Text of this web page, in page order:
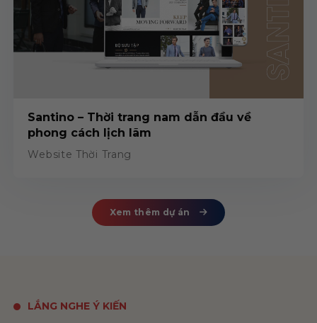
Website Thời Trang
Santino – Thời trang nam dẫn đầu về
phong cách lịch lãm
Xem thêm dự án
LẮNG NGHE Ý KIẾN